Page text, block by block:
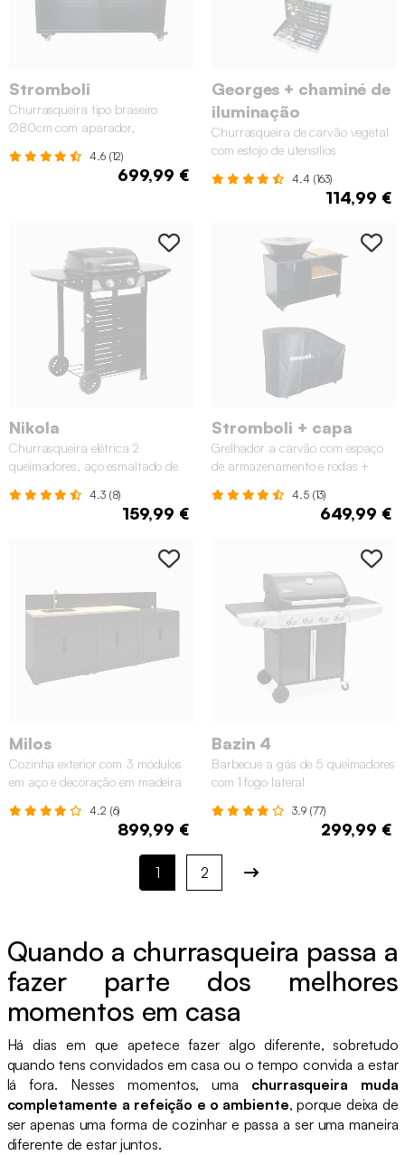
Stromboli
Churrasqueira tipo braseiro
Ø80cm com aparador,
4.6 (12)
699,99 €
Georges + chaminé de
iluminação
Churrasqueira de carvão vegetal
com estojo de utensílios
4.4 (163)
114,99 €
Nikola
Churrasqueira elétrica 2
queimadores, aço esmaltado de
4.3 (8)
159,99 €
Stromboli + capa
Grelhador a carvão com espaço
de armazenamento e rodas +
4.5 (13)
649,99 €
Milos
Cozinha exterior com 3 módulos
em aço e decoração em madeira
4.2 (6)
899,99 €
Bazin 4
Barbecue a gás de 5 queimadores
com 1 fogo lateral
3.9 (77)
299,99 €
1 2
Quando a churrasqueira passa a
fazer parte dos melhores
momentos em casa
Há dias em que apetece fazer algo diferente, sobretudo
quando tens convidados em casa ou o tempo convida a estar
lá fora. Nesses momentos, uma churrasqueira muda
completamente a refeição e o ambiente, porque deixa de
ser apenas uma forma de cozinhar e passa a ser uma maneira
diferente de estar juntos.